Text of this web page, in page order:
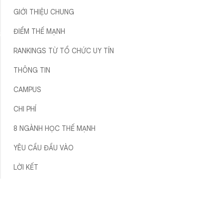
GIỚI THIỆU CHUNG
ĐIỂM THẾ MẠNH
RANKINGS TỪ TỔ CHỨC UY TÍN
THÔNG TIN
CAMPUS
CHI PHÍ
8 NGÀNH HỌC THẾ MẠNH
YÊU CẦU ĐẦU VÀO
LỜI KẾT